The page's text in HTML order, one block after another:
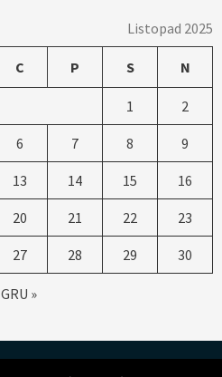
Listopad 2025
C P S N
GRU »
1 2
6 7 8 9
13 14 15 16
20 21 22 23
27 28 29 30